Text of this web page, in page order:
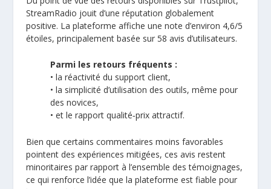
StreamRadio jouit d’une réputation globalement
positive. La plateforme affiche une note d’environ 4,6/5
étoiles, principalement basée sur 58 avis d’utilisateurs.
Parmi les retours fréquents :
• la réactivité du support client,
• la simplicité d’utilisation des outils, même pour
des novices,
• et le rapport qualité‑prix attractif.
Bien que certains commentaires moins favorables
pointent des expériences mitigées, ces avis restent
minoritaires par rapport à l’ensemble des témoignages,
ce qui renforce l’idée que la plateforme est fiable pour